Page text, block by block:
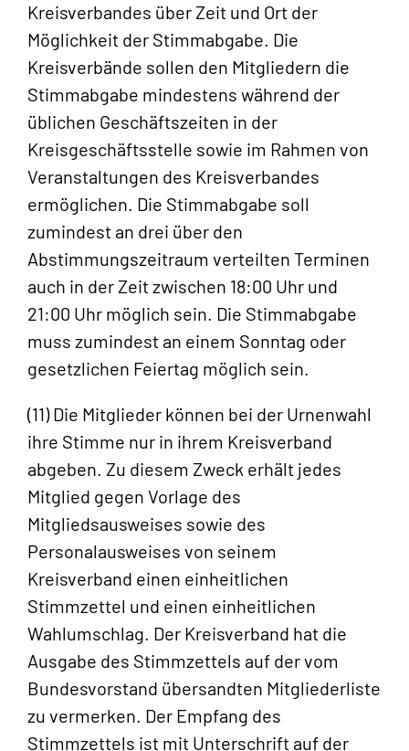
Kreisverbandes über Zeit und Ort der
Möglichkeit der Stimmabgabe. Die
Kreisverbände sollen den Mitgliedern die
Stimmabgabe mindestens während der
üblichen Geschäftszeiten in der
Kreisgeschäftsstelle sowie im Rahmen von
Veranstaltungen des Kreisverbandes
ermöglichen. Die Stimmabgabe soll
zumindest an drei über den
Abstimmungszeitraum verteilten Terminen
auch in der Zeit zwischen 18:00 Uhr und
21:00 Uhr möglich sein. Die Stimmabgabe
muss zumindest an einem Sonntag oder
gesetzlichen Feiertag möglich sein.
(11) Die Mitglieder können bei der Urnenwahl
ihre Stimme nur in ihrem Kreisverband
abgeben. Zu diesem Zweck erhält jedes
Mitglied gegen Vorlage des
Mitgliedsausweises sowie des
Personalausweises von seinem
Kreisverband einen einheitlichen
Stimmzettel und einen einheitlichen
Wahlumschlag. Der Kreisverband hat die
Ausgabe des Stimmzettels auf der vom
Bundesvorstand übersandten Mitgliederliste
zu vermerken. Der Empfang des
Stimmzettels ist mit Unterschrift auf der